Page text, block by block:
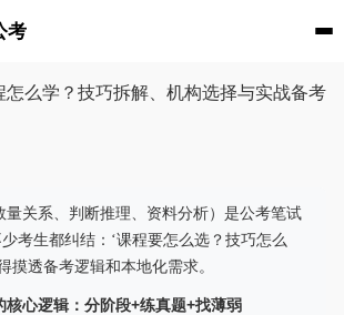
考
怎么学？技巧拆解、机构选择与实战备考
量关系、判断推理、资料分析）是公考笔试
少考生都纠结：‘课程要怎么选？技巧怎么
摸透备考逻辑和本地化需求。
核心逻辑：分阶段+练真题+找薄弱